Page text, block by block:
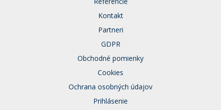
Kontakt
Partneri
GDPR
Obchodné pomienky
Cookies
Ochrana osobných údajov
Prihlásenie